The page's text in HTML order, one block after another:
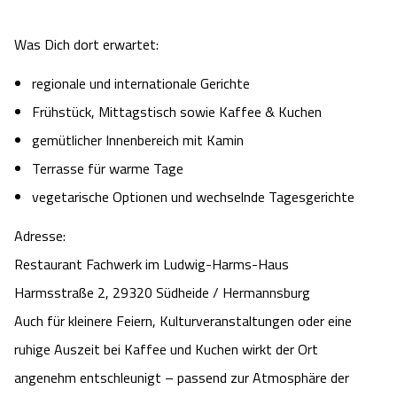
Urlaub mit Hund
Last Minute
Kataloge
Videos
Shop
Kutschen
Regionale Küche
Unterkünfte
Naturhotels
Urlaub mit Hund
Wildpark Schwarze Berge
Wildpark Müden
Ralf Schumacher Kart & Bowl
Das verrückte Haus
Abenteuerland Trampolin-Park
Kulinarisches Celle
Unterkünfte Celle
Was Dich dort erwartet:
regionale und internationale Gerichte
Frühstück, Mittagstisch sowie Kaffee & Kuchen
gemütlicher Innenbereich mit Kamin
Terrasse für warme Tage
vegetarische Optionen und wechselnde Tagesgerichte
Adresse:
Restaurant Fachwerk im Ludwig-Harms-Haus
Harmsstraße 2, 29320 Südheide / Hermannsburg
Auch für kleinere Feiern, Kulturveranstaltungen oder eine
ruhige Auszeit bei Kaffee und Kuchen wirkt der Ort
angenehm entschleunigt – passend zur Atmosphäre der